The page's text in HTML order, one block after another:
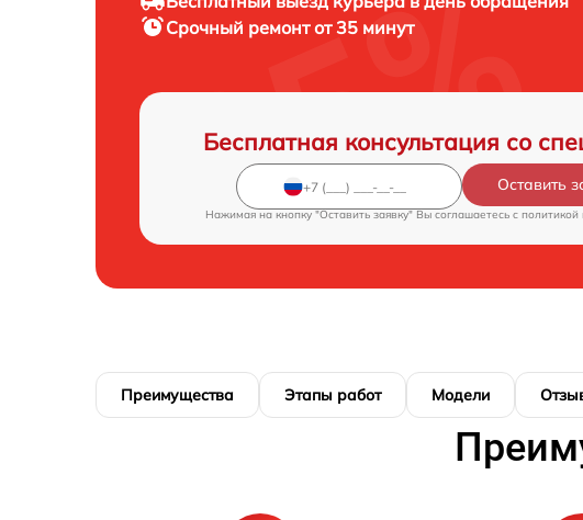
Срочный ремонтот 35 минут
Бесплатная консультация со
Оставить
Нажимая на кнопку "Оставить заявку" Вы соглашаетесь c политикой
Преимущества Этапы работ Модели